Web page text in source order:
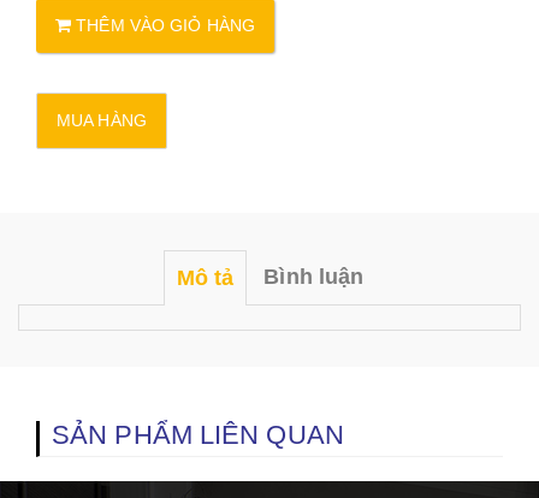
THÊM VÀO GIỎ HÀNG
Mô tả Bình luận
SẢN PHẨM LIÊN QUAN